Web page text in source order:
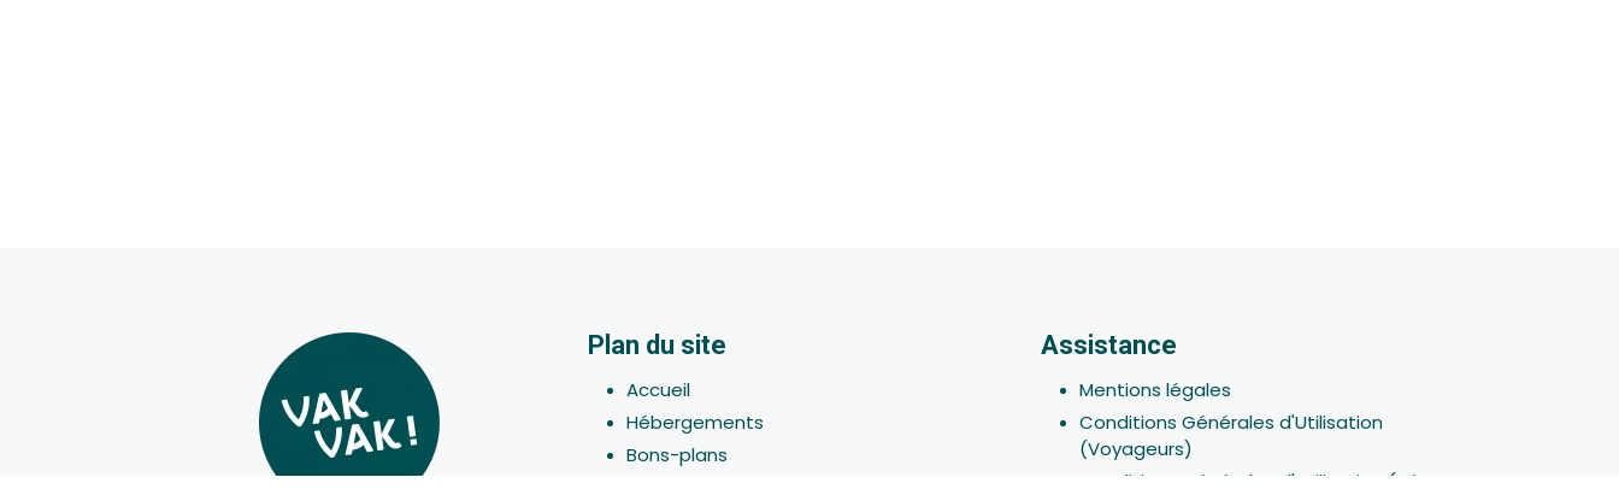
Plan du site
Accueil
Hébergements
Bons-plans
Assistance
Mentions légales
Conditions Générales d'Utilisation
(Voyageurs)
Conditions Générales d'Utilisation (Hôtes -